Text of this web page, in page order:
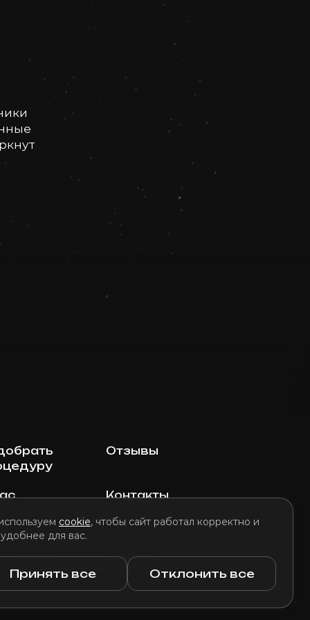
cookie, чтобы сайт работал корректно и
для вас.
Принять все Отклонить все
Отзывы
Контакты
использования файлов cookie